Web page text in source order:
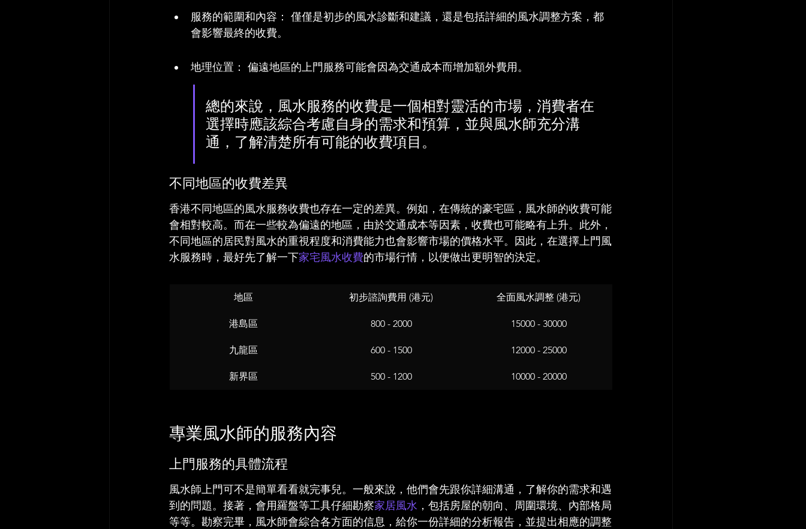
服務的範圍和內容： 僅僅是初步的風水診斷和建議，還是包括詳細的風水調整方案，都
會影響最終的收費。
地理位置： 偏遠地區的上門服務可能會因為交通成本而增加額外費用。
總的來說，風水服務的收費是一個相對靈活的市場，消費者在
選擇時應該綜合考慮自身的需求和預算，並與風水師充分溝
通，了解清楚所有可能的收費項目。
不同地區的收費差異
香港不同地區的風水服務收費也存在一定的差異。例如，在傳統的豪宅區，風水師的收費可能
會相對較高。而在一些較為偏遠的地區，由於交通成本等因素，收費也可能略有上升。此外，
不同地區的居民對風水的重視程度和消費能力也會影響市場的價格水平。因此，在選擇上門風
水服務時，最好先了解一下家宅風水收費的市場行情，以便做出更明智的決定。
地區 初步諮詢費用 (港元) 全面風水調整 (港元)
港島區 800 - 2000 15000 - 30000
九龍區 600 - 1500 12000 - 25000
新界區 500 - 1200 10000 - 20000
專業風水師的服務內容
上門服務的具體流程
風水師上門可不是簡單看看就完事兒。一般來說，他們會先跟你詳細溝通，了解你的需求和遇
到的問題。接著，會用羅盤等工具仔細勘察家居風水 ，包括房屋的朝向、周圍環境、內部格局
等等。勘察完畢，風水師會綜合各方面的信息，給你一份詳細的分析報告，並提出相應的調整